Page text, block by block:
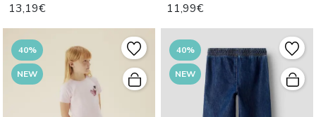
13,19€ 11,99€
40%
NEW
40%
NEW